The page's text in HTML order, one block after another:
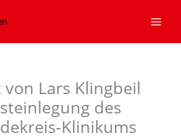
Lars Klingbeil
des
Klinikums